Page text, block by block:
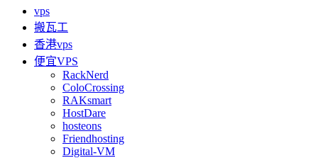
vps
搬瓦工
香港vps
便宜VPS
RackNerd
ColoCrossing
RAKsmart
HostDare
hosteons
Friendhosting
Digital-VM